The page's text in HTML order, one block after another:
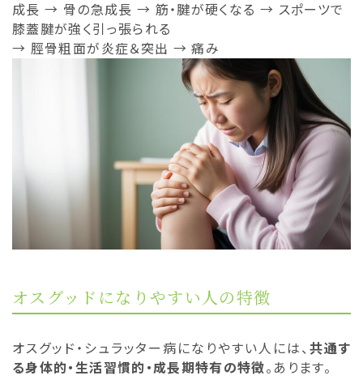
成長 → 骨の急成長 → 筋・腱が硬くなる → スポーツで
膝蓋腱が強く引っ張られる
→ 脛骨粗面が炎症＆突出 → 痛み
オスグッドになりやすい人の特徴
オスグッド・シュラッター病になりやすい人には、 共通す
る身体的・生活習慣的・成長期特有の特徴。 あります。